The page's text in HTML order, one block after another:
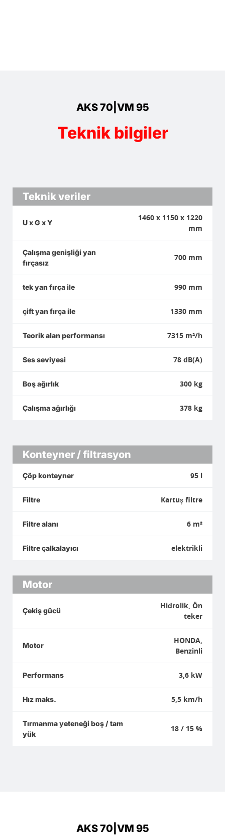
AKS 70|VM 95
Teknik bilgiler
Teknik veriler
U x G x Y
1460 x 1150 x 1220
mm
Çalışma genişliği yan
fırçasız
700 mm
tek yan fırça ile 990 mm
çift yan fırça ile 1330 mm
Teorik alan performansı 7315 m²/h
Ses seviyesi 78 dB(A)
Boş ağırlık 300 kg
Çalışma ağırlığı 378 kg
Konteyner / filtrasyon
Çöp konteyner 95 l
Filtre Kartuş filtre
Filtre alanı 6 m²
Filtre çalkalayıcı elektrikli
Motor
Çekiş gücü
Hidrolik, Ön
teker
Motor
HONDA,
Benzinli
Performans 3,6 kW
Hız maks. 5,5 km/h
Tırmanma yeteneği boş / tam
yük
18 / 15 %
AKS 70|VM 95